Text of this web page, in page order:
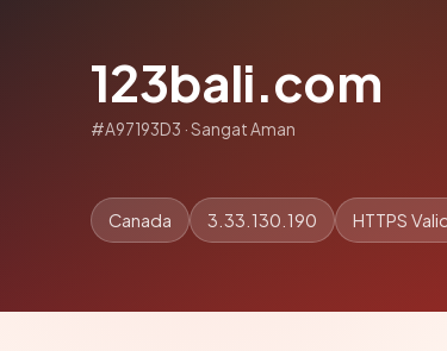
123bali.com
#A97193D3 · Sangat Aman
Canada 3.33.130.190 HTTPS